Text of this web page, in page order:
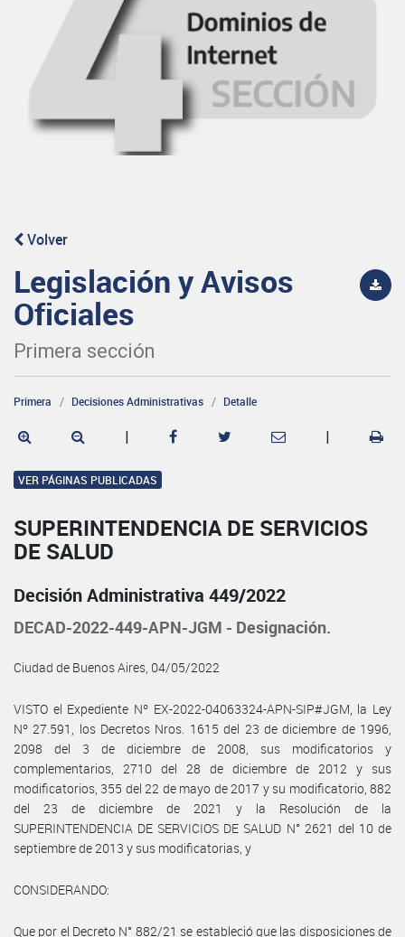
Volver
Legislación y Avisos
Oficiales
Primera sección
Primera Decisiones Administrativas Detalle
| |
VER PÁGINAS PUBLICADAS
SUPERINTENDENCIA DE SERVICIOS
DE SALUD
Decisión Administrativa 449/2022
DECAD-2022-449-APN-JGM - Designación.
Ciudad de Buenos Aires, 04/05/2022
VISTO el Expediente Nº EX-2022-04063324-APN-SIP#JGM, la Ley
Nº 27.591, los Decretos Nros. 1615 del 23 de diciembre de 1996,
2098 del 3 de diciembre de 2008, sus modificatorios y
complementarios, 2710 del 28 de diciembre de 2012 y sus
modificatorios, 355 del 22 de mayo de 2017 y su modificatorio, 882
del 23 de diciembre de 2021 y la Resolución de la
SUPERINTENDENCIA DE SERVICIOS DE SALUD N° 2621 del 10 de
septiembre de 2013 y sus modificatorias, y
CONSIDERANDO:
Que por el Decreto N° 882/21 se estableció que las disposiciones de